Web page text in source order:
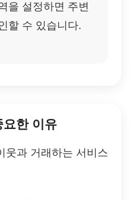
을 설정하면 주변
할 수 있습니다.
요한 이유
웃과 거래하는 서비스